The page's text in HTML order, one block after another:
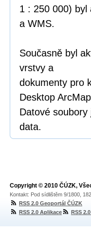
1 : 250 000) byl
a WMS.
Současně byl
vrstvy a
dokumenty pro
Desktop
Datové
data.
Copyright © 2010 ČÚZK,
Kontakt: Pod sídlištěm 9/1800,
RSS 2.0 Geoportál ČÚZK
RSS 2.0 Aplikace
RSS